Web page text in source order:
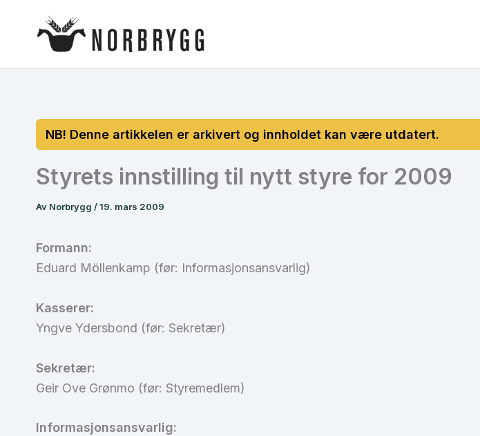
Styrets innstilling til nytt styre for 2009
Av Norbrygg /19. mars 2009
Formann:
Eduard Möllenkamp (før: Informasjonsansvarlig)
Kasserer:
Yngve Ydersbond (før: Sekretær)
Sekretær:
Geir Ove Grønmo (før: Styremedlem)
Informasjonsansvarlig: